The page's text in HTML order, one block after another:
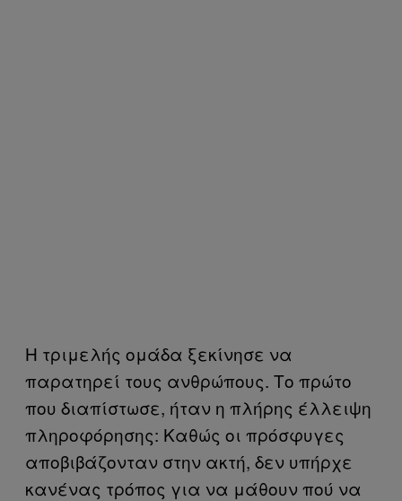
Η τριμελής ομάδα ξεκίνησε να
παρατηρεί τους ανθρώπους. Το πρώτο
που διαπίστωσε, ήταν η πλήρης έλλειψη
πληροφόρησης: Καθώς οι πρόσφυγες
αποβιβάζονταν στην ακτή, δεν υπήρχε
κανένας τρόπος για να μάθουν πού να